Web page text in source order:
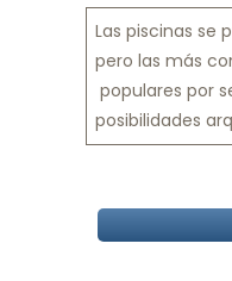
Las piscinas se
pero las más
populares por
posibilidades